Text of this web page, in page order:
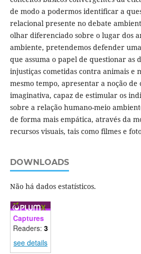
de modo a podermos identificar a
relacional presente no debate
olhar diferenciado sobre o lugar dos
ambiente, pretendemos defender
que assuma o papel de questionar as
injustiças cometidas contra animais e
mesmo tempo, apresentar a noção de
imaginativa, capaz de estimular os
sobre a relação humano-meio
de forma mais empática, através da
recursos visuais, tais como filmes e
DOWNLOADS
Não há dados estatísticos.
Captures
Readers: 3
see details